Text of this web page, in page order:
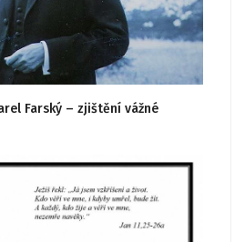
Farský – zjištění vážné